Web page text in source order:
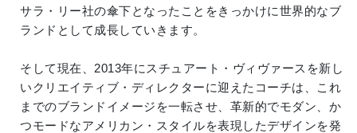
サラ・リー社の傘下となったことをきっかけに世界的なブ
ランドとして成長していきます。
そして現在、2013年にスチュアート・ヴィヴァースを新し
いクリエイティブ・ディレクターに迎えたコーチは、これ
までのブランドイメージを一転させ、革新的でモダン、か
つモードなアメリカン・スタイルを表現したデザインを発